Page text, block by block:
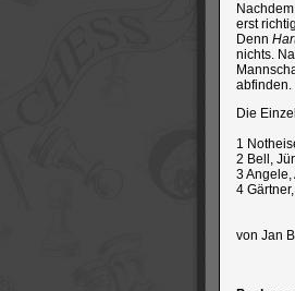
erst
Denn
nichts.
abfinden.
Die
1
2 Bell,
3
4
von Jan